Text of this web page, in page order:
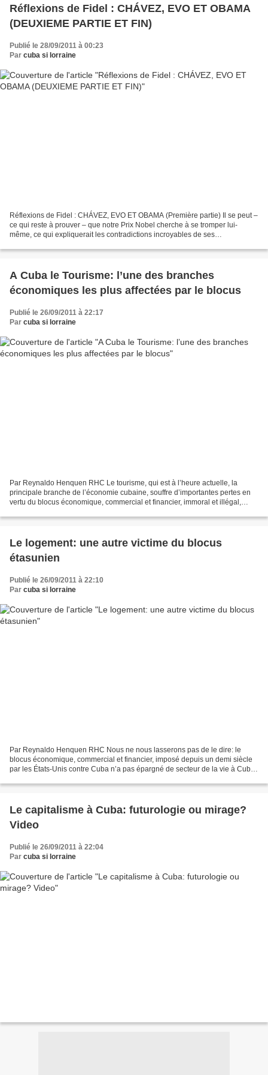
Réflexions de Fidel : CHÁVEZ, EVO ET OBAMA
(DEUXIEME PARTIE ET FIN)
Publié le 28/09/2011 à 00:23
Par cuba si lorraine
Réflexions de Fidel : CHÁVEZ, EVO ET OBAMA (Première partie) Il se peut –
ce qui reste à prouver – que notre Prix Nobel cherche à se tromper lui-
même, ce qui expliquerait les contradictions incroyables de ses
A Cuba le Tourisme: l’une des branches
économiques les plus affectées par le blocus
Publié le 26/09/2011 à 22:17
Par cuba si lorraine
Par Reynaldo Henquen RHC Le tourisme, qui est à l’heure actuelle, la
principale branche de l’économie cubaine, souffre d’importantes pertes en
vertu du blocus économique, commercial et financier, immoral et illégal,
Le logement: une autre victime du blocus
étasunien
Publié le 26/09/2011 à 22:10
Par cuba si lorraine
Par Reynaldo Henquen RHC Nous ne nous lasserons pas de le dire: le
blocus économique, commercial et financier, imposé depuis un demi siècle
par les États-Unis contre Cuba n’a pas épargné de secteur de la vie à Cuba.
Le capitalisme à Cuba: futurologie ou mirage?
Video
Publié le 26/09/2011 à 22:04
Par cuba si lorraine